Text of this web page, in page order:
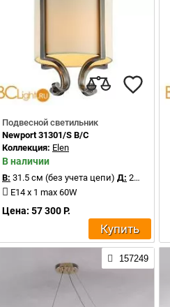
Подвесной светильник
Newport 31301/S B/C
Коллекция: Elen
В наличии
В: 31.5 см (без учета цепи) Д: 22 см
E14 x 1 max 60W
Цена: 57 300 Р.
Купить
157249